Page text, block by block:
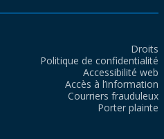
Droits
Politique de confidentialité
Accessibilité web
Accès à l’information
Courriers frauduleux
Porter plainte